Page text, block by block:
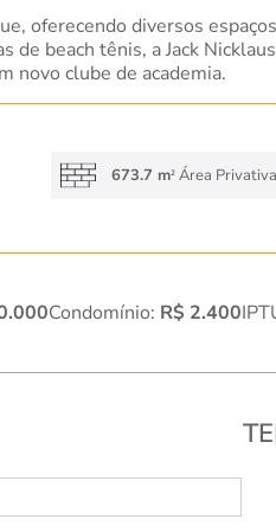
oferecendo diversos
de beach tênis, a Jack
novo clube de academia.
673.7 m2Área Privativa
Condomínio: R$ 2.400